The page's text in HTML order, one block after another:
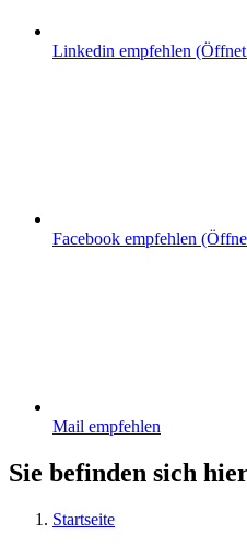
Linkedin empfehlen
Facebook empfehlen
Mail empfehlen
Sie befinden sich
Startseite